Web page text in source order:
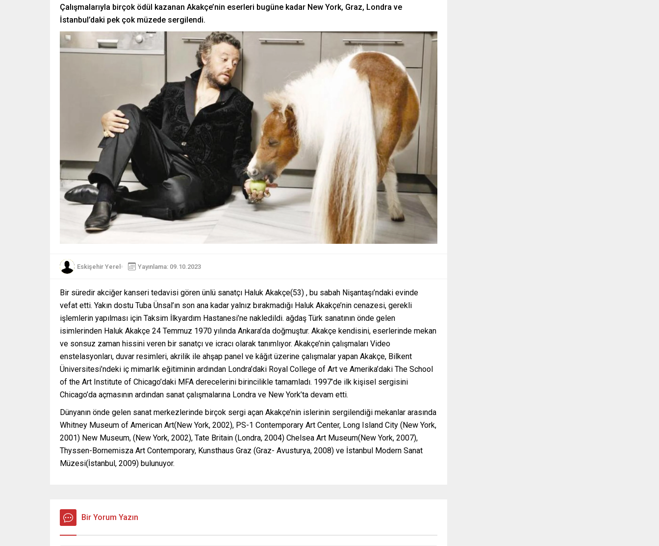
Çalışmalarıyla birçok ödül kazanan Akakçe’nin eserleri bugüne kadar New York, Graz, Londra ve
İstanbul’daki pek çok müzede sergilendi.
Eskişehir Yerel Yayınlama: 09.10.2023
Bir süredir akciğer kanseri tedavisi gören ünlü sanatçı Haluk Akakçe(53) , bu sabah Nişantaşı’ndaki evinde
vefat etti. Yakın dostu Tuba Ünsal’ın son ana kadar yalnız bırakmadığı Haluk Akakçe’nin cenazesi, gerekli
işlemlerin yapılması için Taksim İlkyardım Hastanesi’ne nakledildi. ağdaş Türk sanatının önde gelen
isimlerinden Haluk Akakçe 24 Temmuz 1970 yılında Ankara’da doğmuştur. Akakçe kendisini, eserlerinde mekan
ve sonsuz zaman hissini veren bir sanatçı ve icracı olarak tanımlıyor. Akakçe’nin çalışmaları Video
enstelasyonları, duvar resimleri, akrilik ile ahşap panel ve kâğıt üzerine çalışmalar yapan Akakçe, Bilkent
Üniversitesi’ndeki iç mimarlık eğitiminin ardından Londra’daki Royal College of Art ve Amerika’daki The School
of the Art Institute of Chicago’daki MFA derecelerini birincilikle tamamladı. 1997’de ilk kişisel sergisini
Chicago’da açmasının ardından sanat çalışmalarına Londra ve New York’ta devam etti.
Dünyanın önde gelen sanat merkezlerinde birçok sergi açan Akakçe’nin islerinin sergilendiği mekanlar arasında
Whitney Museum of American Art(New York, 2002), PS-1 Contemporary Art Center, Long Island City (New York,
2001) New Museum, (New York, 2002), Tate Britain (Londra, 2004) Chelsea Art Museum(New York, 2007),
Thyssen-Bornemisza Art Contemporary, Kunsthaus Graz (Graz- Avusturya, 2008) ve İstanbul Modern Sanat
Müzesi(İstanbul, 2009) bulunuyor.
Bir Yorum Yazın